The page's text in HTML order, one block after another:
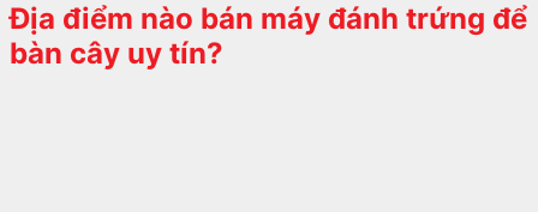
Địa điểm nào bán máy đánh trứng để
bàn cây uy tín?